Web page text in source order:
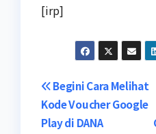
[irp]
Navigasi
pos
Begini Cara Melihat
Kode Voucher Google
Play di DANA